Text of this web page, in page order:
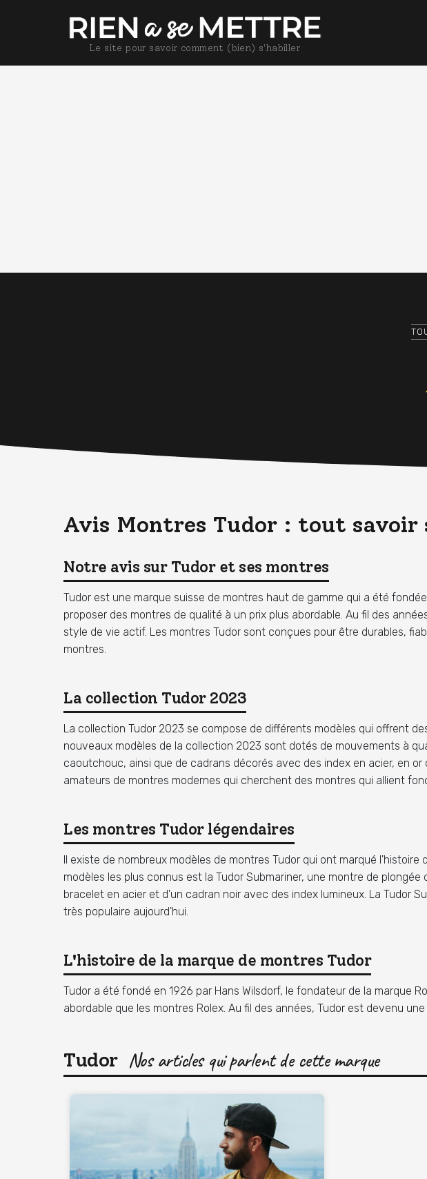
Le site pour savoir comment (bien) s'habiller
Avis Montres Tudor : tout
Notre avis sur Tudor et ses montres
Tudor est une marque suisse de montres haut de gamme qui a été
proposer des montres de qualité à un prix plus abordable. Au fil des
style de vie actif. Les montres Tudor sont conçues pour être durables,
montres.
La collection Tudor 2023
La collection Tudor 2023 se compose de différents modèles qui offrent
nouveaux modèles de la collection 2023 sont dotés de mouvements à
caoutchouc, ainsi que de cadrans décorés avec des index en acier, en
amateurs de montres modernes qui cherchent des montres qui allient
Les montres Tudor légendaires
Il existe de nombreux modèles de montres Tudor qui ont marqué
modèles les plus connus est la Tudor Submariner, une montre de
bracelet en acier et d'un cadran noir avec des index lumineux. La Tudor
très populaire aujourd'hui.
L'histoire de la marque de montres Tudor
Tudor a été fondé en 1926 par Hans Wilsdorf, le fondateur de la marque
abordable que les montres Rolex. Au fil des années, Tudor est devenu
Tudor Nos articles qui parlent de cette marque